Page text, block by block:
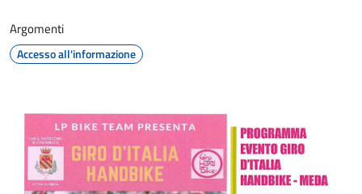
Argomenti
Accesso all'informazione